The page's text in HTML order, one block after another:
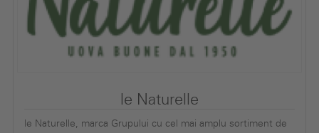
le Naturelle
le Naturelle, marca Grupului cu cel mai amplu sortiment de